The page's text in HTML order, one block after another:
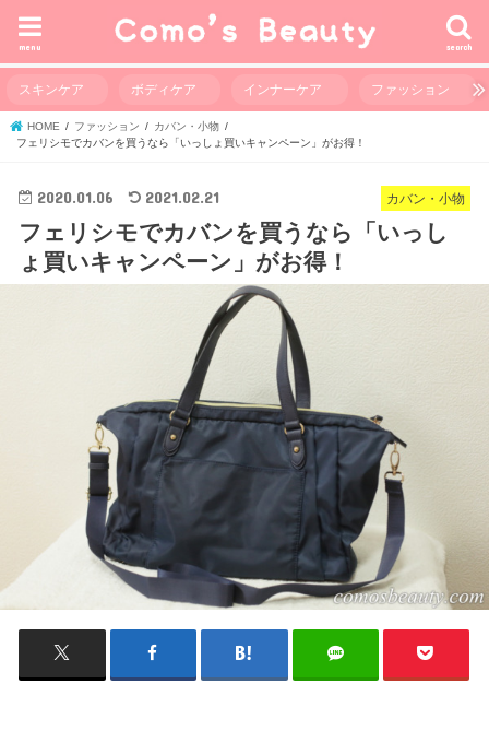
search
menu
スキンケア ボディケア インナーケア ファッション
HOME ファッション
カバン・小物
フェリシモでカバンを買うなら「いっしょ買いキャンペーン」がお得！
カバン・小物
2020.01.06 2021.02.21
フェリシモでカバンを買うなら「いっし
ょ買いキャンペーン」がお得！